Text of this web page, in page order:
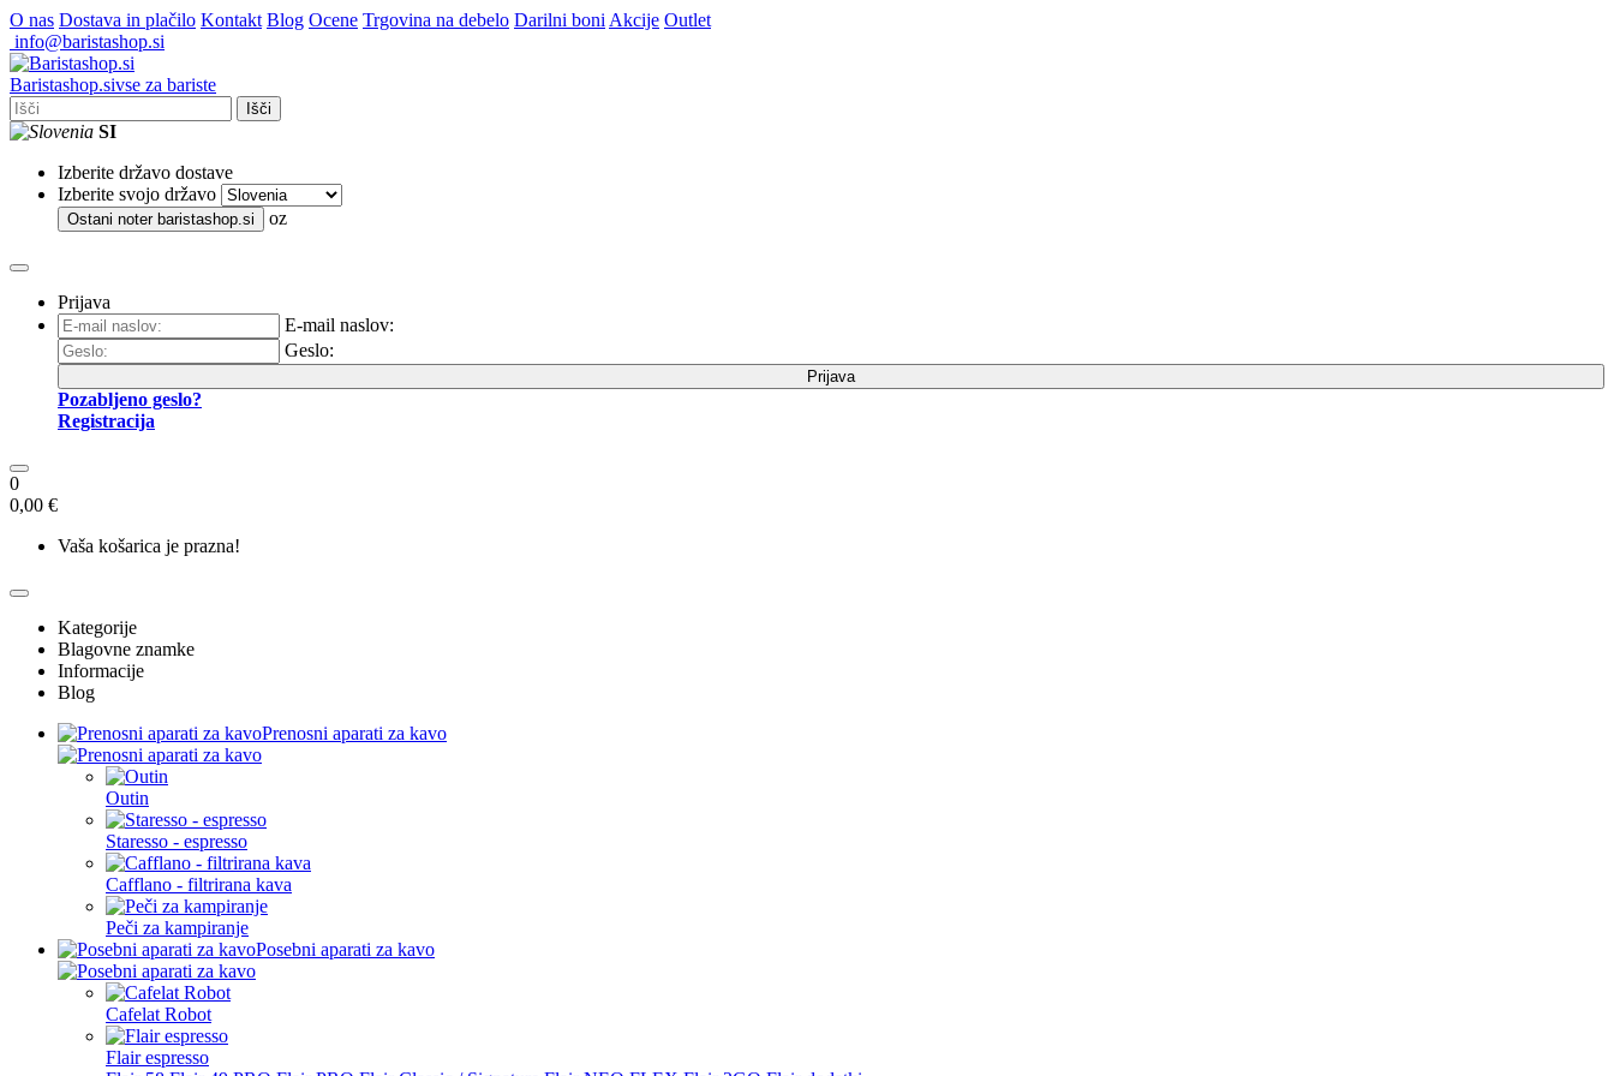
O nas Dostava in plačilo Kontakt Blog Ocene Trgovina na debelo Darilni boni Akcije Outlet
info@baristashop.si
Baristashop.sivse za bariste
Išči
SI
Izberite državo dostave
Izberite svojo državo
Ostani noter baristashop.si oz
Prijava
E-mail naslov:
Geslo:
Prijava
Pozabljeno geslo?
Registracija
0
0,00 €
Vaša košarica je prazna!
Kategorije
Blagovne znamke
Informacije
Blog
Prenosni aparati za kavo
Outin
Staresso - espresso
Cafflano - filtrirana kava
Peči za kampiranje
Posebni aparati za kavo
Cafelat Robot
Flair espresso